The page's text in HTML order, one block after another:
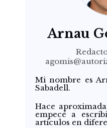
Arnau
Mi nombre es
Sabadell.
Hace
empecé a
artículos en